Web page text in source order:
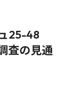
25-48
査の見通